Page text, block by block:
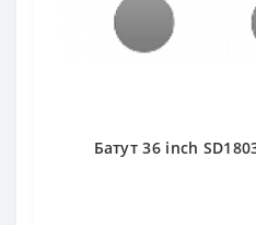
Батут 36 inch